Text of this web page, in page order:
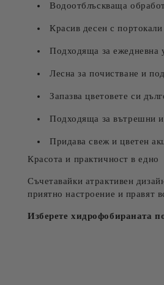
Водоотблъскваща
Красив десен с
Подходяща за ежедневна
Лесна за почистване и
Запазва цветовете си
Подходяща за вътрешни
Придава свеж и цветен
Красота и практичност в едно
Съчетавайки атрактивен
приятно настроение и правят
Изберете хидрофобираната